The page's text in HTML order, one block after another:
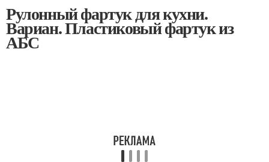
Рулонный фартук для кухни.
Вариан. Пластиковый фартук из
АБС